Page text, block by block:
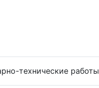
технические работы